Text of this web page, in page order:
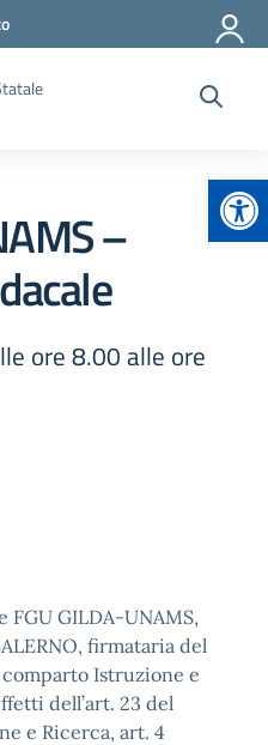
–
ore 8.00 alle ore
FGU GILDA-UNAMS,
firmataria del
Istruzione e
dell’art. 23 del
e Ricerca, art. 4